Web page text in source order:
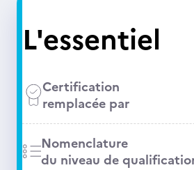
L'essentiel
Certification
remplacée par
Nomenclature
du niveau de